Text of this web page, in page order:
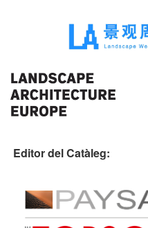
Editor del Catàleg: